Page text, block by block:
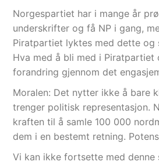
Norgespartiet har i mange år
underskrifter og få NP i gang,
Piratpartiet lyktes med dette og
Hva med å bli med i
forandring gjennom det
Moralen: Det nytter ikke å bare
trenger politisk representasjon.
kraften til å samle 100 000
dem i en bestemt retning.
Vi kan ikke fortsette med denne